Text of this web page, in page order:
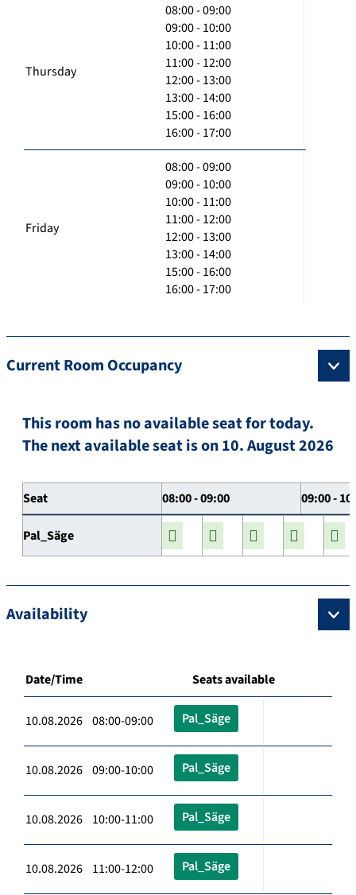
Thursday
08:00 - 09:00
09:00 - 10:00
10:00 - 11:00
11:00 - 12:00
12:00 - 13:00
13:00 - 14:00
15:00 - 16:00
16:00 - 17:00
Friday
08:00 - 09:00
09:00 - 10:00
10:00 - 11:00
11:00 - 12:00
12:00 - 13:00
13:00 - 14:00
15:00 - 16:00
16:00 - 17:00
Current Room Occupancy
This room has no available seat for today.
The next available seat is on 10. August 2026
Seat 08:00 - 09:00 09:00 -
Pal_Säge
Availability
Date/Time Seats available
10.08.2026 08:00-09:00 Pal_Säge
10.08.2026 09:00-10:00 Pal_Säge
10.08.2026 10:00-11:00 Pal_Säge
10.08.2026 11:00-12:00 Pal_Säge